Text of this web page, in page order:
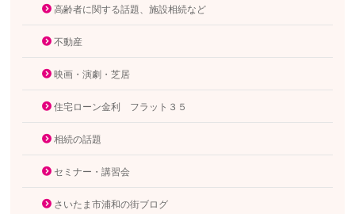
高齢者に関する話題、施設相続など
不動産
映画・演劇・芝居
住宅ローン金利 フラット３５
相続の話題
セミナー・講習会
さいたま市浦和の街ブログ